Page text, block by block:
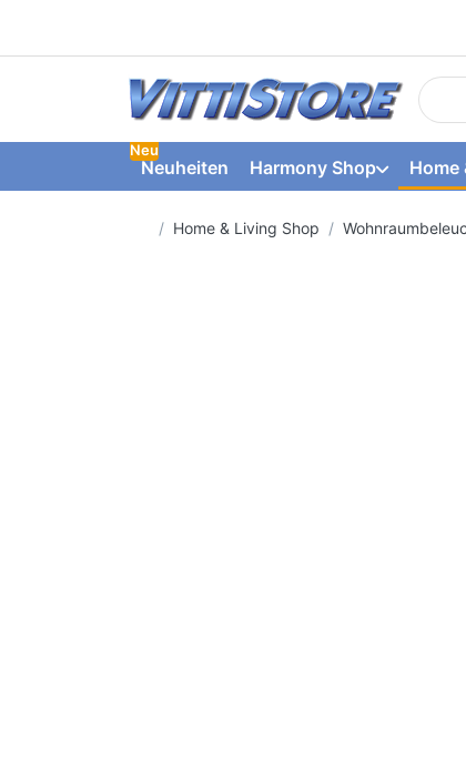
Neuheiten
Neu
Harmony Shop Home
Startseite
Home & Living Shop